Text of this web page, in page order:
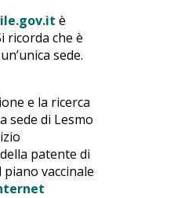
è
ricorda che è
sede.
e la ricerca
sede di Lesmo
patente di
vaccinale